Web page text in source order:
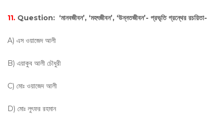
11. Question: ‘মানবজীবন’, ‘মহৎজীবন’, ‘উন্নতজীবন’- প্রভৃতি গ্রন্থের রচয়িতা-
A) এস ওয়াজেদ আলী
B) এয়াকুব আলী চৌধুরী
C) মোঃ ওয়াজেদ আলী
D) মোঃ লুৎফর রহমান